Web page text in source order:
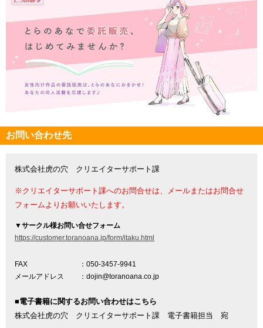
お問い合わせ先
株式会社虎の穴 クリエイターサポート課
※クリエイターサポート課へのお問合せは、メールまたはお問合せ
フォームよりお願いいたします。
▼サークル様お問い合せフォーム
https://customer.toranoana.jp/form/itaku.html
FAX
：050-3457-9941
メールアドレス
：dojin@toranoana.co.jp
■電子書籍に関するお問い合わせはこちら
株式会社虎の穴 クリエイターサポート課 電子書籍担当 宛